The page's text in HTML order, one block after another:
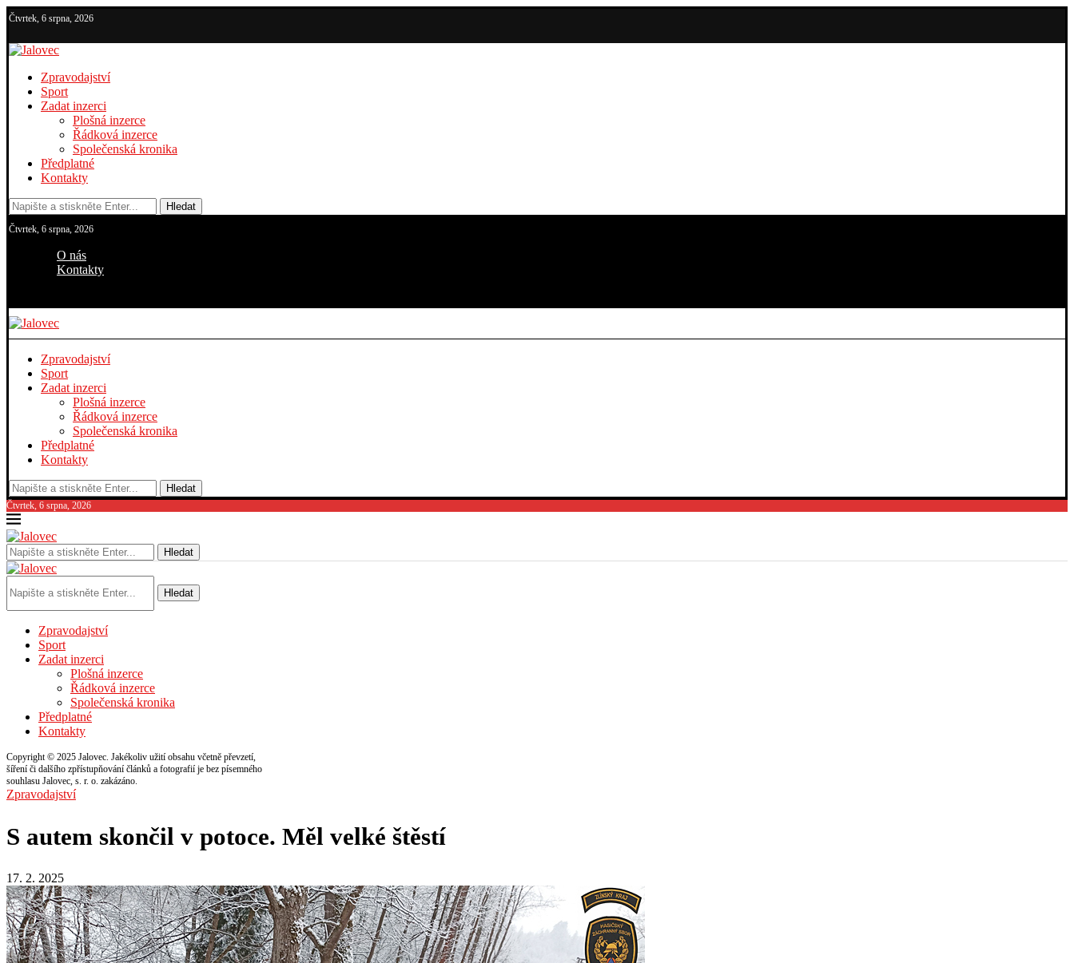
Čtvrtek, 6 srpna, 2026
Zpravodajství
Sport
Zadat inzerci
Plošná inzerce
Řádková inzerce
Společenská kronika
Předplatné
Kontakty
Hledat
Čtvrtek, 6 srpna, 2026
O nás
Kontakty
Zpravodajství
Sport
Zadat inzerci
Plošná inzerce
Řádková inzerce
Společenská kronika
Předplatné
Kontakty
Hledat
Čtvrtek, 6 srpna, 2026
Hledat
Hledat
Zpravodajství
Sport
Zadat inzerci
Plošná inzerce
Řádková inzerce
Společenská kronika
Předplatné
Kontakty
Copyright © 2025 Jalovec. Jakékoliv užití obsahu včetně převzetí,
šíření či dalšího zpřístupňování článků a fotografií je bez písemného
souhlasu Jalovec, s. r. o. zakázáno.
Zpravodajství
S autem skončil v potoce. Měl velké štěstí
17. 2. 2025